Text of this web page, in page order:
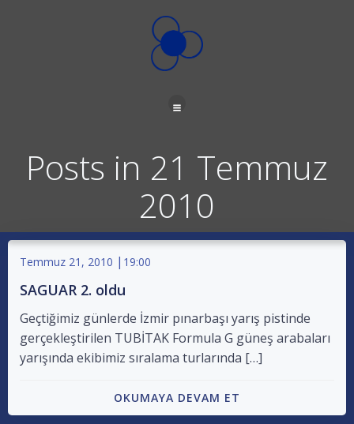
geç
Posts in 21 Temmuz
2010
Temmuz 21, 2010 | 19:00
SAGUAR 2. oldu
Geçtiğimiz günlerde İzmir pınarbaşı yarış pistinde
gerçekleştirilen TUBİTAK Formula G güneş arabaları
yarışında ekibimiz sıralama turlarında […]
OKUMAYA DEVAM ET